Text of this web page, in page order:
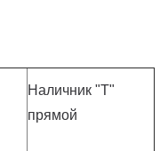
Наличник "Т"
прямой